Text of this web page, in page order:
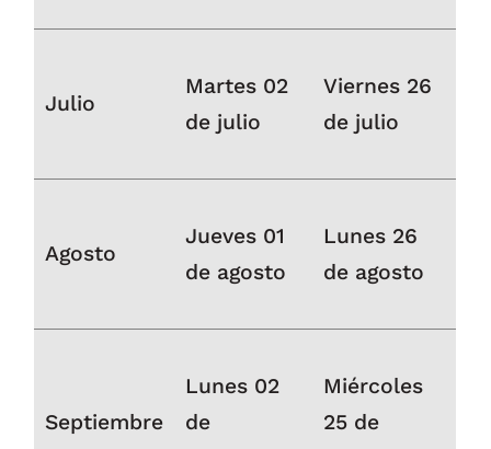
Julio
Martes 02
de julio
Viernes 26
de julio
Agosto
Jueves 01
de agosto
Lunes 26
de agosto
Septiembre
Lunes 02
de
Miércoles
25 de